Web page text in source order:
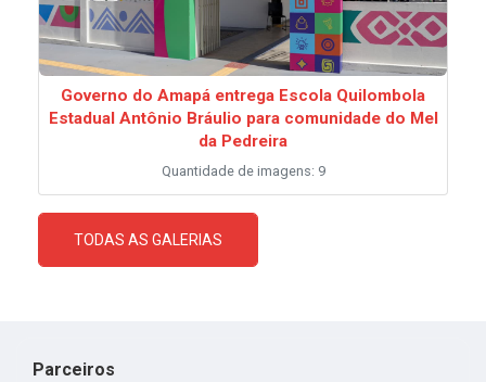
Governo do Amapá entrega Escola Quilombola
Estadual Antônio Bráulio para comunidade do Mel
da Pedreira
Quantidade de imagens: 9
TODAS AS GALERIAS
Parceiros